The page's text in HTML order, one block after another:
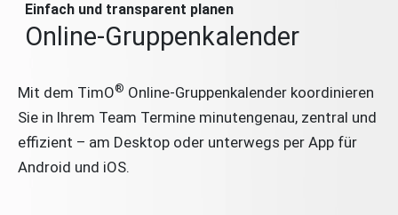
Einfach und transparent planen
Online-Gruppenkalender
Mit dem TimO® Online-Gruppenkalender koordinieren
Sie in Ihrem Team Termine minutengenau, zentral und
effizient – am Desktop oder unterwegs per App für
Android und iOS.